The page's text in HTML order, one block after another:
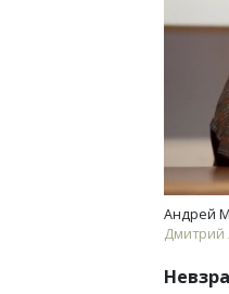
Андрей
Дмитрий
стандартом